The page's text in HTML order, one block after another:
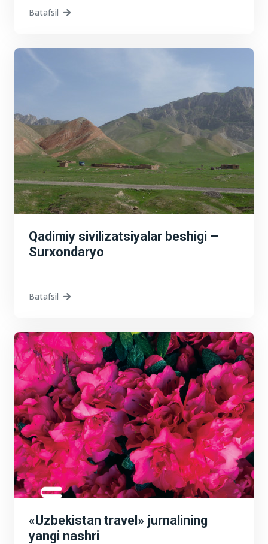
Batafsil
Qadimiy sivilizatsiyalar beshigi –
Surxondaryo
Batafsil
«Uzbekistan travel» jurnalining
yangi nashri